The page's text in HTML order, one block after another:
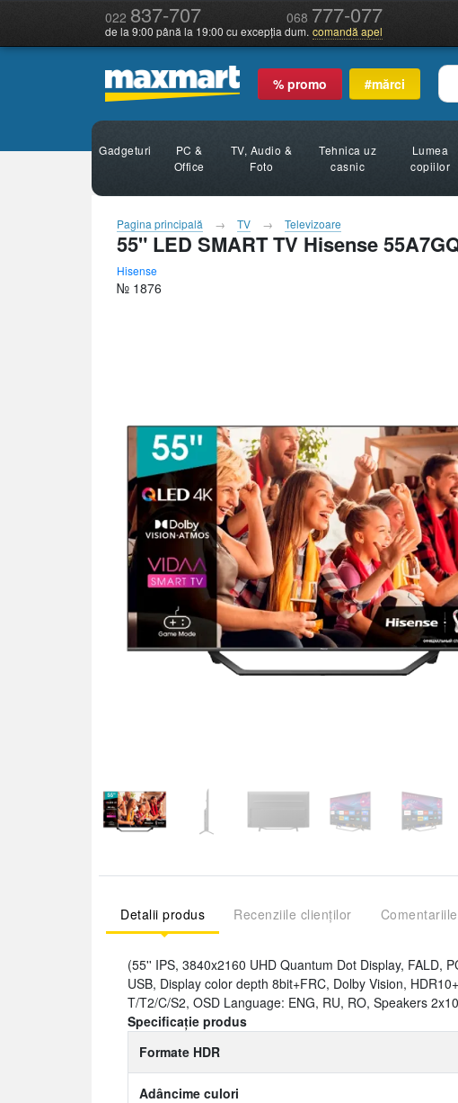
022 837-707 068 777-077
de la 9:00 până la 19:00 cu excepția dum. comandă apel
% promo #mărci
Gadgeturi
PC &
Office
TV, Audio &
Foto
Tehnica uz
casnic
Lumea
copiilor
Pagina principală TV Televizoare
55" LED SMART TV Hisense
Hisense
№ 1876
Detalii produs Recenziile clienților
(55'' IPS, 3840x2160 UHD Quantum Dot Display, FALD,
USB, Display color depth 8bit+FRC, Dolby Vision,
T/T2/C/S2, OSD Language: ENG, RU, RO, Speakers
Specificație produs
Formate HDR
Adâncime culori